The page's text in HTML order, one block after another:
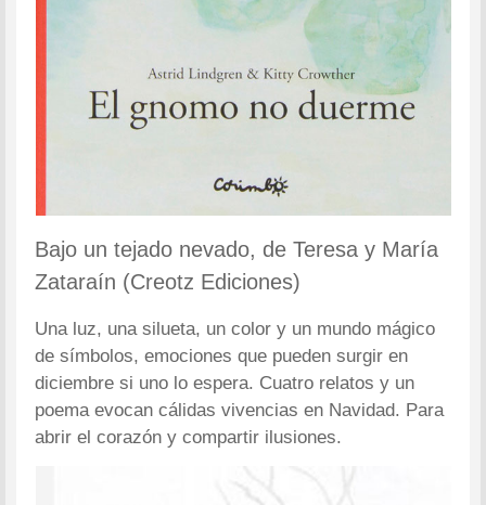
Bajo un tejado nevado, de Teresa y María
Zataraín (Creotz Ediciones)
Una luz, una silueta, un color y un mundo mágico
de símbolos, emociones que pueden surgir en
diciembre si uno lo espera. Cuatro relatos y un
poema evocan cálidas vivencias en Navidad. Para
abrir el corazón y compartir ilusiones.